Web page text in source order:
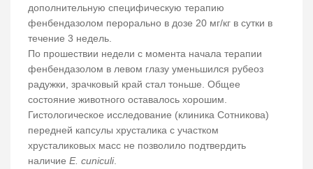
дополнительную специфическую терапию
фенбендазолом перорально в дозе 20 мг/кг в сутки в
течение 3 недель.
По прошествии недели с момента начала терапии
фенбендазолом в левом глазу уменьшился рубеоз
радужки, зрачковый край стал тоньше. Общее
состояние животного оставалось хорошим.
Гистологическое исследование (клиника Сотникова)
передней капсулы хрусталика с участком
хрусталиковых масс не позволило подтвердить
наличие E. cuniculi.